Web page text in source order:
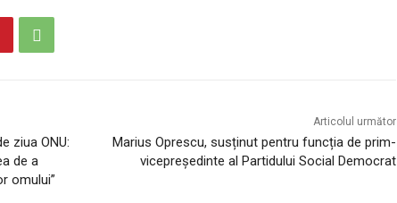
ziua ONU:
de a
omului”
Articolul următor
Marius Oprescu, susținut pentru funcția de prim-
vicepreședinte al Partidului Social Democrat